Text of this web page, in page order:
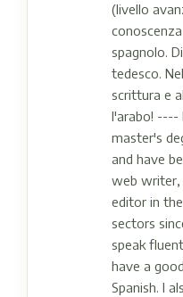
(livello
spagnolo.
tedesco.
scrittura e
l'arabo! ----
master's
and have
web writer,
editor in
sectors
speak
have a
Spanish. I